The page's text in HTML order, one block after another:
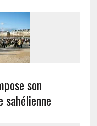
son
sahélienne